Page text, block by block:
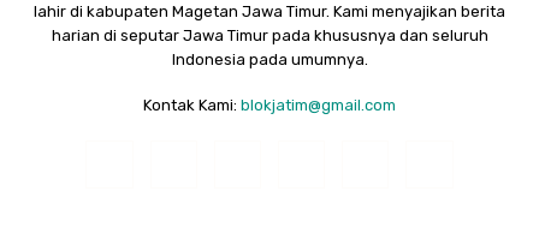
lahir di kabupaten Magetan Jawa Timur. Kami menyajikan berita
harian di seputar Jawa Timur pada khususnya dan seluruh
Indonesia pada umumnya.
Kontak Kami: blokjatim@gmail.com